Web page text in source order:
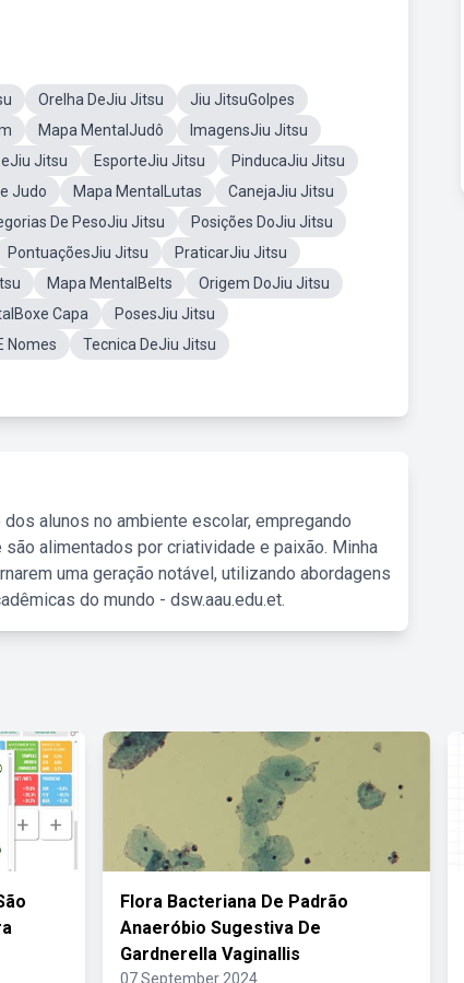
Orelha DeJiu Jitsu
Jiu JitsuGolpes
Mapa MentalJudô
ImagensJiu Jitsu
Jitsu EsporteJiu Jitsu
PinducaJiu Jitsu
Judo Mapa MentalLutas
CanejaJiu Jitsu
De PesoJiu Jitsu
Posições DoJiu Jitsu
PontuaçõesJiu Jitsu
PraticarJiu Jitsu
Mapa MentalBelts
Origem DoJiu Jitsu
Capa
PosesJiu Jitsu
Nomes
Tecnica DeJiu Jitsu
alunos no ambiente escolar, empregando
alimentados por criatividade e paixão. Minha
uma geração notável, utilizando abordagens
do mundo - dsw.aau.edu.et.
Flora Bacteriana De Padrão
Anaeróbio Sugestiva De
Gardnerella Vaginallis
07 September 2024